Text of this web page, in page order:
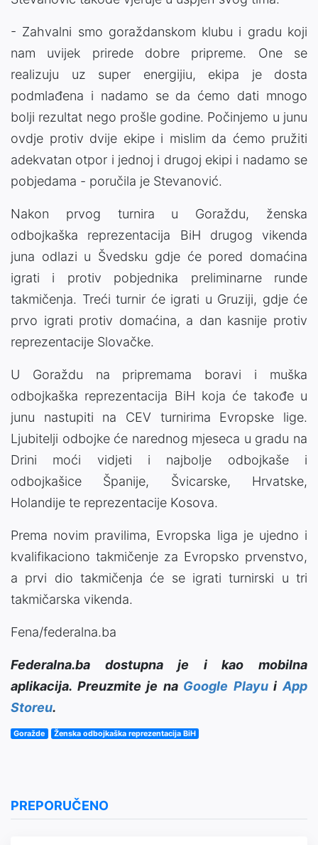
- Zahvalni smo goraždanskom klubu i gradu koji
nam uvijek prirede dobre pripreme. One se
realizuju uz super energijiu, ekipa je dosta
podmlađena i nadamo se da ćemo dati mnogo
bolji rezultat nego prošle godine. Počinjemo u junu
ovdje protiv dvije ekipe i mislim da ćemo pružiti
adekvatan otpor i jednoj i drugoj ekipi i nadamo se
pobjedama - poručila je Stevanović.
Nakon prvog turnira u Goraždu, ženska
odbojkaška reprezentacija BiH drugog vikenda
juna odlazi u Švedsku gdje će pored domaćina
igrati i protiv pobjednika preliminarne runde
takmičenja. Treći turnir će igrati u Gruziji, gdje će
prvo igrati protiv domaćina, a dan kasnije protiv
reprezentacije Slovačke.
U Goraždu na pripremama boravi i muška
odbojkaška reprezentacija BiH koja će takođe u
junu nastupiti na CEV turnirima Evropske lige.
Ljubitelji odbojke će narednog mjeseca u gradu na
Drini moći vidjeti i najbolje odbojkaše i
odbojkašice Španije, Švicarske, Hrvatske,
Holandije te reprezentacije Kosova.
Prema novim pravilima, Evropska liga je ujedno i
kvalifikaciono takmičenje za Evropsko prvenstvo,
a prvi dio takmičenja će se igrati turnirski u tri
takmičarska vikenda.
Fena/federalna.ba
Federalna.ba dostupna je i kao mobilna
aplikacija. Preuzmite je na Google PlayuiApp
Storeu.
Goražde Ženska odbojkaška reprezentacija BiH
PREPORUČENO